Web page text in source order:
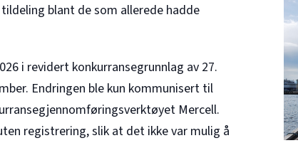
blant de som allerede hadde
i revidert konkurransegrunnlag av 27.
Endringen ble kun kommunisert til
Mercell.
registrering, slik at det ikke var mulig å